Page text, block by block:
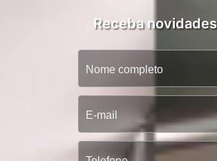
Receba novidades